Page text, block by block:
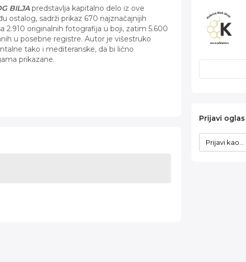
BILJApredstavlja kapitalno delo iz ove
ostalog, sadrži prikaz 670 najznačajnijih
2.910 originalnih fotografija u boji, zatim 5.600
u posebne registre. Autor je višestruko
tako i mediteranske, da bi lično
prikazane.
Prijavi oglas